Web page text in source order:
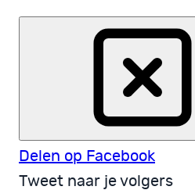
Delen op Facebook
Tweet naar je volgers